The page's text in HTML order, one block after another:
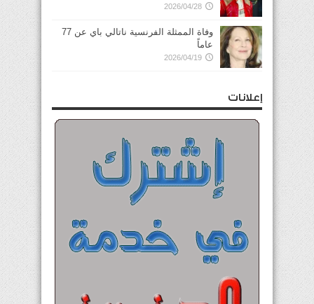
2026/04/28
وفاة الممثلة الفرنسية ناتالي باي عن 77
عاماً
2026/04/19
إعلانات